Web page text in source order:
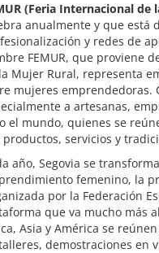
(Feria Internacional de
anualmente y que está
y redes de
FEMUR, que proviene
Mujer Rural, representa
mujeres
a artesanas,
el mundo, quienes se
productos, servicios y
año, Segovia se
femenino, la
por la Federación
que va mucho más
Asia y América se
demostraciones en